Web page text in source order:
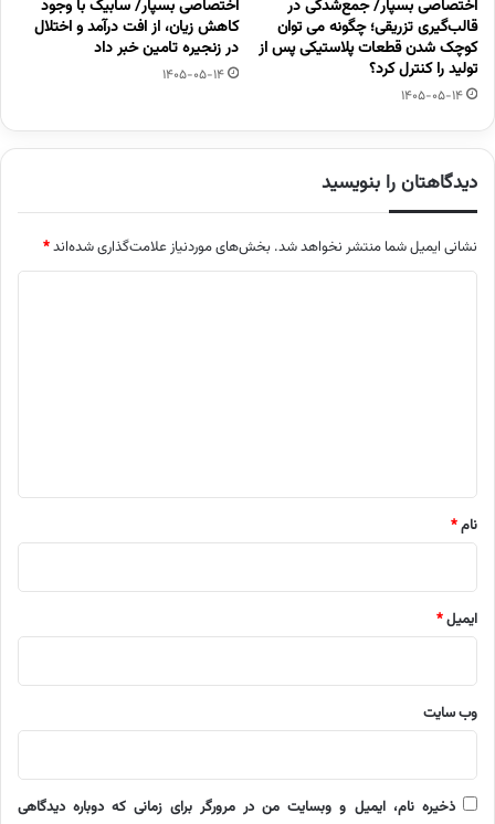
اختصاصی بسپار/ جمع‌شدگی در
قالب‌گیری تزریقی؛ چگونه می توان
کوچک شدن قطعات پلاستیکی پس از
تولید را کنترل کرد؟
1405-05-14
اختصاصی بسپار/ سابیک با وجود
کاهش زیان، از افت درآمد و اختلال
در زنجیره تامین خبر داد
1405-05-14
دیدگاهتان را بنویسید
نشانی ایمیل شما منتشر نخواهد شد. بخش‌های موردنیاز علامت‌گذاری شده‌اند*
نام*
ایمیل*
وب‌ سایت
ذخیره نام، ایمیل و وبسایت من در مرورگر برای زمانی که دوباره دیدگاهی